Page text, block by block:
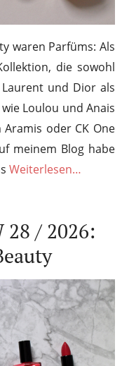
waren Parfüms: Als
die sowohl
und Dior als
Loulou und Anais
oder CK One
meinem Blog habe
Weiterlesen…
28 / 2026: